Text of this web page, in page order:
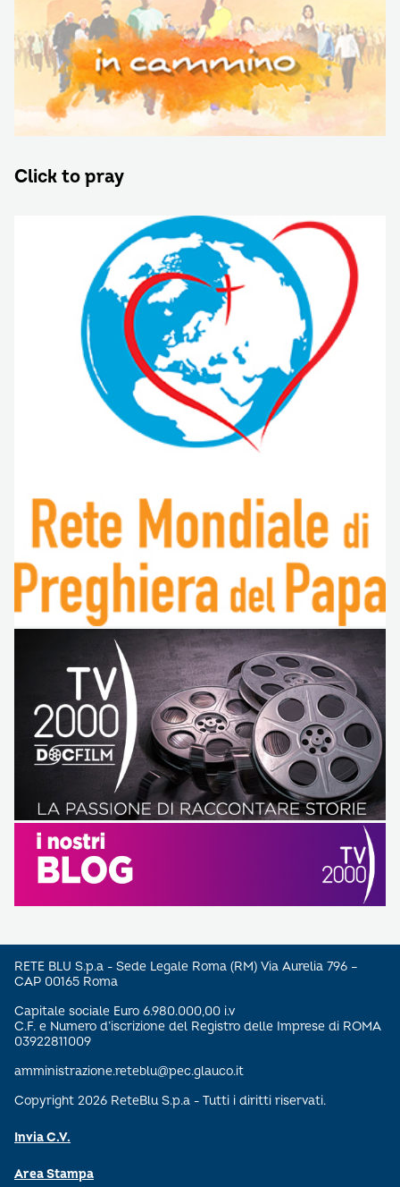
Click to pray
RETE BLU S.p.a - Sede Legale Roma (RM) Via Aurelia 796 –
CAP 00165 Roma
Capitale sociale Euro 6.980.000,00 i.v
C.F. e Numero d’iscrizione del Registro delle Imprese di ROMA
03922811009
amministrazione.reteblu@pec.glauco.it
Copyright 2026 ReteBlu S.p.a - Tutti i diritti riservati.
Invia C.V.
Area Stampa